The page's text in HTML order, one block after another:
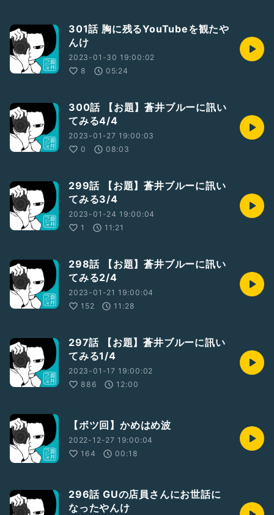
301話 胸に残るYouTubeを観たや
んけ
2023-01-30 19:00:02
8
05:24
300話 【お題】蒼井ブルーに訊い
てみる4/4
2023-01-27 19:00:03
0
08:03
299話 【お題】蒼井ブルーに訊い
てみる3/4
2023-01-24 19:00:04
1
11:21
298話 【お題】蒼井ブルーに訊い
てみる2/4
2023-01-21 19:00:04
152
11:28
297話 【お題】蒼井ブルーに訊い
てみる1/4
2023-01-17 19:00:02
886
12:00
【ボツ回】かめはめ波
2022-12-27 19:00:04
164
00:18
296話 GUの店員さんにお世話に
なったやんけ